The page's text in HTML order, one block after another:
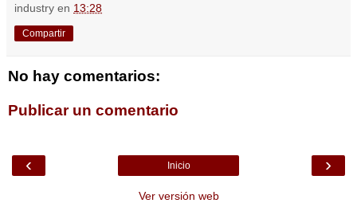
industry en 13:28
Compartir
No hay comentarios:
Publicar un comentario
‹ ›
Inicio
Ver versión web